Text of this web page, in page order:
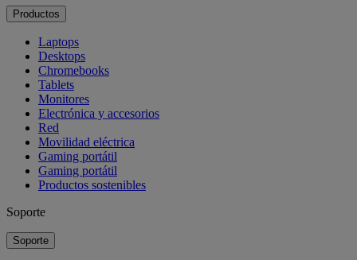
Productos
Laptops
Desktops
Chromebooks
Tablets
Monitores
Electrónica y accesorios
Red
Movilidad eléctrica
Gaming portátil
Gaming portátil
Productos sostenibles
Soporte
Soporte